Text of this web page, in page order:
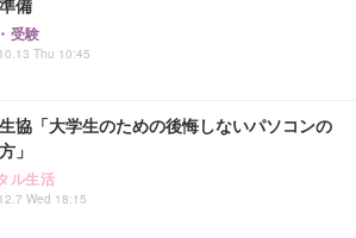
備
受験
Thu 10:45
協「大学生のための後悔しないパソコンの
」
ル生活
Wed 18:15